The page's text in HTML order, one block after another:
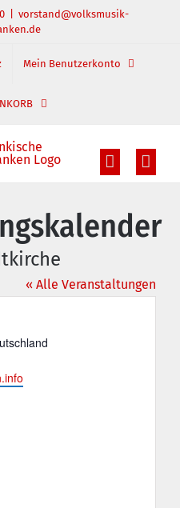
vorstand@volksmusik-
Mein Benutzerkonto
« Alle Veranstaltungen